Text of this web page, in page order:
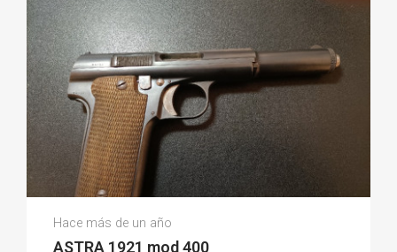
José C.
Hace más de un año
ASTRA 1921 mod 400